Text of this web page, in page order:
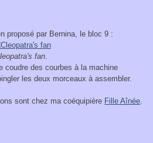
proposé par Bernina, le bloc 9 :
fan.
coudre des courbes à la machine
les deux morceaux à assembler.
sont chez ma coéquipière Fille Aînée.